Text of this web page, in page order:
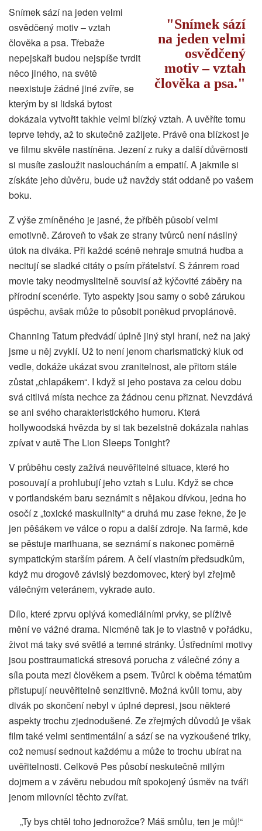
Snímek sází
na jeden velmi
osvědčený
motiv – vztah
člověka a psa.
Snímek sází na jeden velmi
osvědčený motiv – vztah
člověka a psa. Třebaže
nepejskaři budou nejspíše tvrdit
něco jiného, na světě
neexistuje žádné jiné zvíře, se
kterým by si lidská bytost
dokázala vytvořit takhle velmi blízký vztah. A uvěříte tomu
teprve tehdy, až to skutečně zažijete. Právě ona blízkost je
ve filmu skvěle nastíněna. Jezení z ruky a další důvěrnosti
si musíte zasloužit nasloucháním a empatií. A jakmile si
získáte jeho důvěru, bude už navždy stát oddaně po vašem
boku.
Z výše zmíněného je jasné, že příběh působí velmi
emotivně. Zároveň to však ze strany tvůrců není násilný
útok na diváka. Při každé scéně nehraje smutná hudba a
necitují se sladké citáty o psím přátelství. S žánrem road
movie taky neodmyslitelně souvisí až kýčovité záběry na
přírodní scenérie. Tyto aspekty jsou samy o sobě zárukou
úspěchu, avšak může to působit poněkud prvoplánově.
Channing Tatum předvádí úplně jiný styl hraní, než na jaký
jsme u něj zvyklí. Už to není jenom charismatický kluk od
vedle, dokáže ukázat svou zranitelnost, ale přitom stále
zůstat „chlapákem“. I když si jeho postava za celou dobu
svá citlivá místa nechce za žádnou cenu přiznat. Nevzdává
se ani svého charakteristického humoru. Která
hollywoodská hvězda by si tak bezelstně dokázala nahlas
zpívat v autě The Lion Sleeps Tonight?
V průběhu cesty zažívá neuvěřitelné situace, které ho
posouvají a prohlubují jeho vztah s Lulu. Když se chce
v portlandském baru seznámit s nějakou dívkou, jedna ho
osočí z „toxické maskulinity“ a druhá mu zase řekne, že je
jen pěšákem ve válce o ropu a další zdroje. Na farmě, kde
se pěstuje marihuana, se seznámí s nakonec poměrně
sympatickým starším párem. A čelí vlastním předsudkům,
když mu drogově závislý bezdomovec, který byl zřejmě
válečným veteránem, vykrade auto.
Dílo, které zprvu oplývá komediálními prvky, se plíživě
mění ve vážné drama. Nicméně tak je to vlastně v pořádku,
život má taky své světlé a temné stránky. Ústředními motivy
jsou posttraumatická stresová porucha z válečné zóny a
síla pouta mezi člověkem a psem. Tvůrci k oběma tématům
přistupují neuvěřitelně senzitivně. Možná kvůli tomu, aby
divák po skončení nebyl v úplné depresi, jsou některé
aspekty trochu zjednodušené. Ze zřejmých důvodů je však
film také velmi sentimentální a sází se na vyzkoušené triky,
což nemusí sednout každému a může to trochu ubírat na
uvěřitelnosti. Celkově Pes působí neskutečně milým
dojmem a v závěru nebudou mít spokojený úsměv na tváři
jenom milovníci těchto zvířat.
„Ty bys chtěl toho jednorožce? Máš smůlu, ten je můj!“